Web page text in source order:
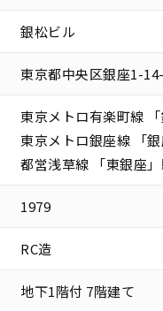
銀松ビル
東京都中央区銀座1-
東京メトロ有楽町線
東京メトロ銀座線 「
都営浅草線 「東銀座
1979
RC造
地下1階付 7階建て